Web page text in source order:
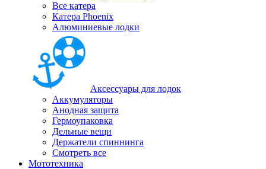
Все катера
Катера Phoenix
Алюминиевые лодки
Аксессуары для лодок
Аккумуляторы
Анодная защита
Гермоупаковка
Дельные вещи
Держатели спиннинга
Смотреть все
Мототехника